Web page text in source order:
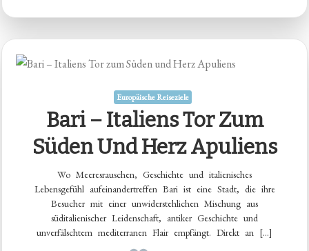
Europäische Reiseziele
Bari – Italiens Tor Zum
Süden Und Herz Apuliens
Wo Meeresrauschen, Geschichte und italienisches
Lebensgefühl aufeinandertreffen Bari ist eine Stadt, die ihre
Besucher mit einer unwiderstehlichen Mischung aus
süditalienischer Leidenschaft, antiker Geschichte und
unverfälschtem mediterranen Flair empfängt. Direkt an […]